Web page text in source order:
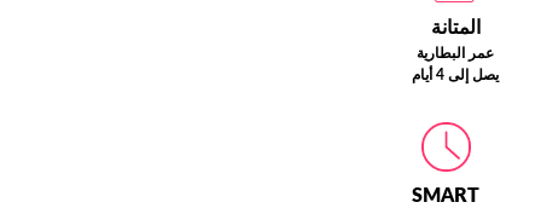
المتانة
عمر البطارية
يصل إلى 4 أيام
SMART